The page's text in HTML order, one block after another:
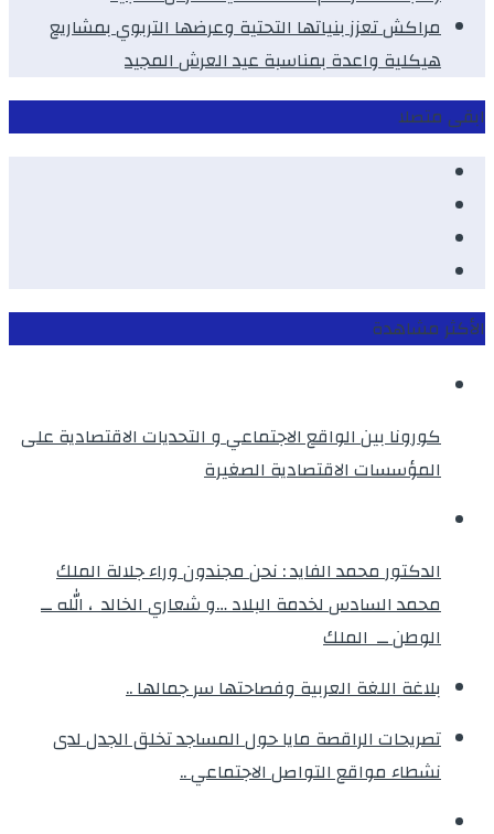
مراكش تعزز بنياتها التحتية وعرضها التربوي بمشاريع
هيكلية واعدة بمناسبة عيد العرش المجيد
ابقى متصلا
الأكثر مشاهدة
كورونا بين الواقع الاجتماعي و التحديات الاقتصادية على
المؤسسات الاقتصادية الصغيرة
الدكتور محمد الفايد : نحن مجندون وراء جلالة الملك
محمد السادس لخدمة البلاد …و شعاري الخالد ، الله ــ
الوطن ــ الملك
بلاغة اللغة العربية وفصاحتها سر جمالها ..
تصريحات الراقصة مايا حول المساجد تخلق الجدل لدى
نشطاء مواقع التواصل الاجتماعي ..